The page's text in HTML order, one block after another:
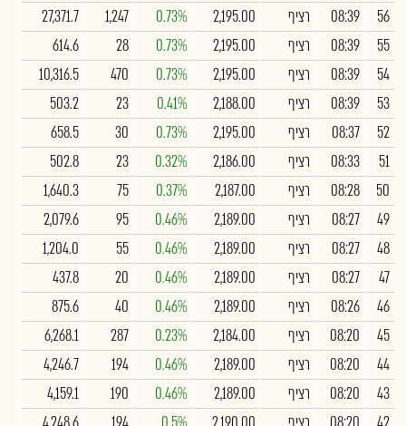
56
08:39 רציף 2,195.00
0.73%
1,247
27,371.7
55
08:39 רציף 2,195.00
0.73%
28
614.6
54
08:39 רציף 2,195.00
0.73%
470
10,316.5
53
08:39 רציף 2,188.00
0.41%
23
503.2
52
08:37 רציף 2,195.00
0.73%
30
658.5
51
08:33 רציף 2,186.00
0.32%
23
502.8
50
08:28 רציף 2,187.00
0.37%
75
1,640.3
49
08:27 רציף 2,189.00
0.46%
95
2,079.6
48
08:27 רציף 2,189.00
0.46%
55
1,204.0
47
08:27 רציף 2,189.00
0.46%
20
437.8
46
08:26 רציף 2,189.00
0.46%
40
875.6
45
08:20 רציף 2,184.00
0.23%
287
6,268.1
44
08:20 רציף 2,189.00
0.46%
194
4,246.7
43
08:20 רציף 2,189.00
0.46%
190
4,159.1